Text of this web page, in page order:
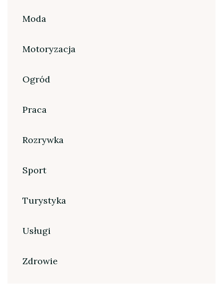
Moda
Motoryzacja
Ogród
Praca
Rozrywka
Sport
Turystyka
Usługi
Zdrowie